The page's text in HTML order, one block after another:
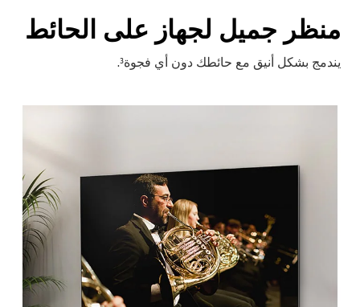
منظر جميل لجهاز على الحائط
يندمج بشكل أنيق مع حائطك دون أي فجوة³.